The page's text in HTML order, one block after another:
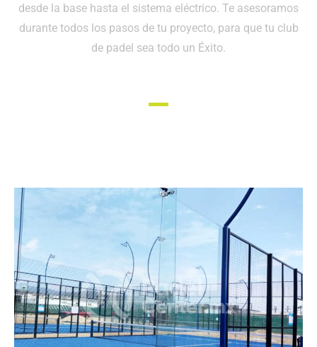
desde la base hasta el sistema eléctrico. Te asesoramos
durante todos los pasos de tu proyecto, para que tu club
de padel sea todo un Éxito.